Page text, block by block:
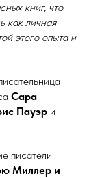
книг, что
как личная
этого опыта и
Сара
Пауэр и
писатели
Миллер и